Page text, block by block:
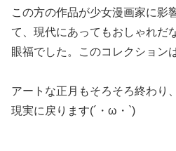
この方の作品が少女漫画家に影
て、現代にあってもおしゃれだ
眼福でした。このコレクション
アートな正月もそろそろ終わり
現実に戻ります(´・ω・`)